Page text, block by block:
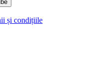
și condițiile